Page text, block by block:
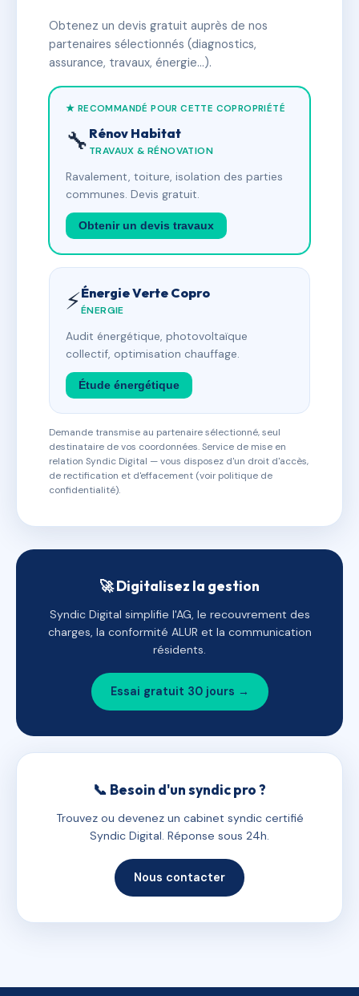
Obtenez un devis gratuit auprès de nos
partenaires sélectionnés (diagnostics,
assurance, travaux, énergie…).
★ RECOMMANDÉ POUR CETTE COPROPRIÉTÉ
🔧 Rénov Habitat
TRAVAUX & RÉNOVATION
Ravalement, toiture, isolation des parties
communes. Devis gratuit.
Obtenir un devis travaux
⚡Énergie Verte Copro
ÉNERGIE
Audit énergétique, photovoltaïque
collectif, optimisation chauffage.
Étude énergétique
Demande transmise au partenaire sélectionné, seul
destinataire de vos coordonnées. Service de mise en
relation Syndic Digital — vous disposez d'un droit d'accès,
de rectification et d'effacement (voir politique de
confidentialité).
🚀 Digitalisez la gestion
Syndic Digital simplifie l'AG, le recouvrement des
charges, la conformité ALUR et la communication
résidents.
Essai gratuit 30 jours →
📞 Besoin d'un syndic pro ?
Trouvez ou devenez un cabinet syndic certifié
Syndic Digital. Réponse sous 24h.
Nous contacter